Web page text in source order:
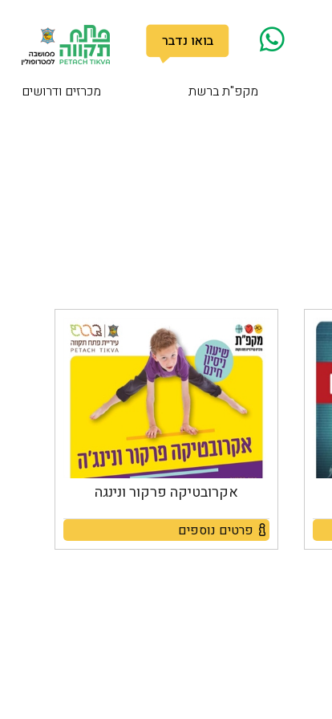
בואו נדבר
מקפ"ת ברשת מכרזים ודרושים
אקרובטיקה פרקור ונינגה
פרטים נוספים